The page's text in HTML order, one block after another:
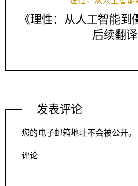
《理性：从人工智能到
后续翻译
发表评论
您的电子邮箱地址不会被公开。
评论